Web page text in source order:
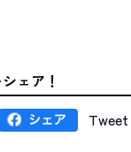
ェア！
Tweet